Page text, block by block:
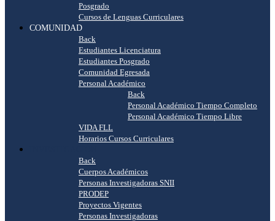
Posgrado
Cursos de Lenguas Curriculares
COMUNIDAD
Back
Estudiantes Licenciatura
Estudiantes Posgrado
Comunidad Egresada
Personal Académico
Back
Personal Académico Tiempo Completo
Personal Académico Tiempo Libre
VIDA FLL
Horarios Cursos Curriculares
Back
Cuerpos Académicos
Personas Investigadoras SNII
PRODEP
Proyectos Vigentes
Personas Investigadoras